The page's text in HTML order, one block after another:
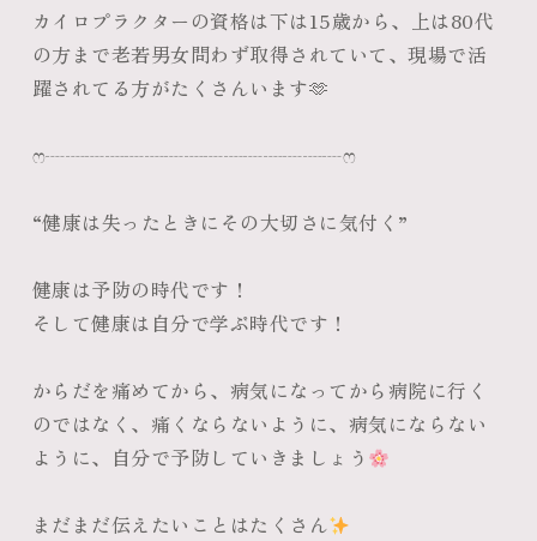
カイロプラクターの資格は下は15歳から、上は80代
の方まで老若男女問わず取得されていて、現場で活
躍されてる方がたくさんいます🫶
ෆ‪┈┈┈┈┈┈┈┈┈┈┈┈┈┈┈ෆ‪
“健康は失ったときにその大切さに気付く”
健康は予防の時代です！
そして健康は自分で学ぶ時代です！
からだを痛めてから、病気になってから病院に行く
のではなく、痛くならないように、病気にならない
ように、自分で予防していきましょう
まだまだ伝えたいことはたくさん